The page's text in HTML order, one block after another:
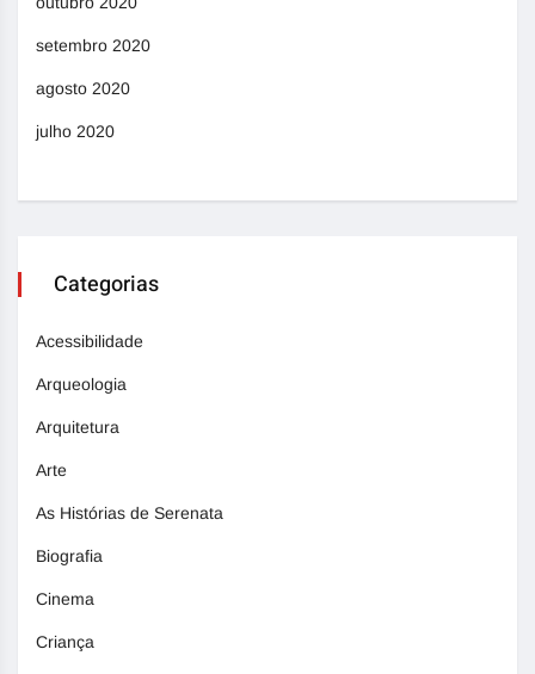
setembro 2020
agosto 2020
julho 2020
Categorias
Acessibilidade
Arqueologia
Arquitetura
Arte
As Histórias de Serenata
Biografia
Cinema
Criança